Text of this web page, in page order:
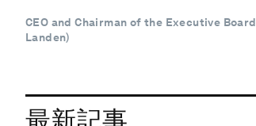
CEO and Chairman of the Executive
Landen)